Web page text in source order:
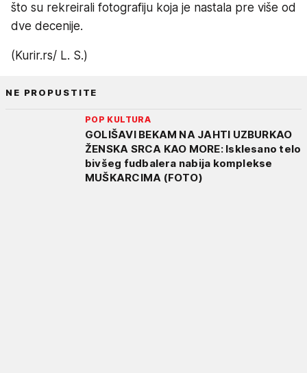
što su rekreirali fotografiju koja je nastala pre više od
dve decenije.
(Kurir.rs/ L. S.)
NE PROPUSTITE
POP KULTURA
GOLIŠAVI BEKAM NA JAHTI UZBURKAO
ŽENSKA SRCA KAO MORE: Isklesano telo
bivšeg fudbalera nabija komplekse
MUŠKARCIMA (FOTO)